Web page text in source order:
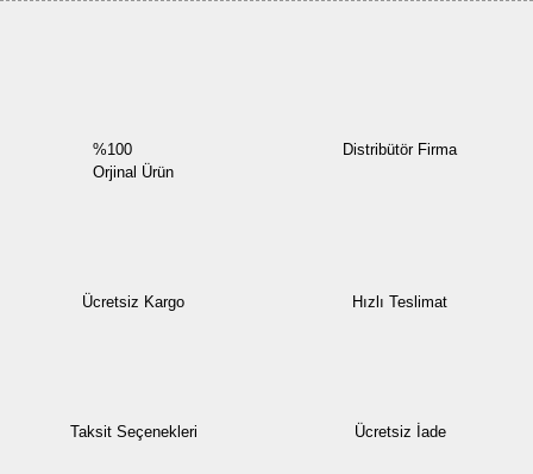
%100
Orjinal Ürün
Distribütör Firma
Ücretsiz Kargo Hızlı Teslimat
Taksit Seçenekleri Ücretsiz İade